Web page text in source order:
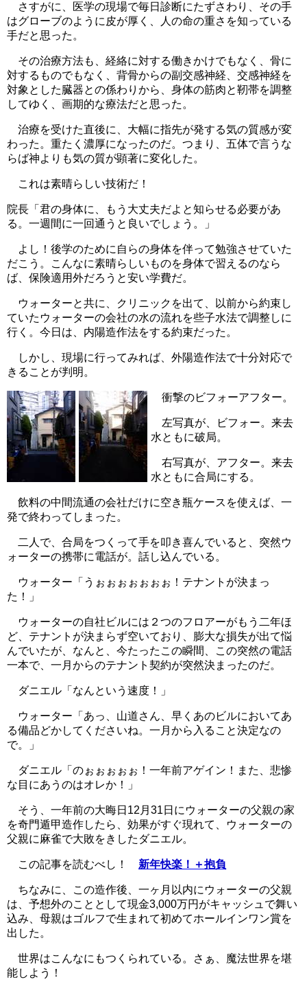
さすがに、医学の現場で毎日診断にたずさわり、その手
はグローブのように皮が厚く、人の命の重さを知っている
手だと思った。
その治療方法も、経絡に対する働きかけでもなく、骨に
対するものでもなく、背骨からの副交感神経、交感神経を
対象とした臓器との係わりから、身体の筋肉と靭帯を調整
してゆく、画期的な療法だと思った。
治療を受けた直後に、大幅に指先が発する気の質感が変
わった。重たく濃厚になったのだ。つまり、五体で言うな
らば神よりも気の質が顕著に変化した。
これは素晴らしい技術だ！
院長「君の身体に、もう大丈夫だよと知らせる必要があ
る。一週間に一回通うと良いでしょう。」
よし！後学のために自らの身体を伴って勉強させていた
だこう。こんなに素晴らしいものを身体で習えるのなら
ば、保険適用外だろうと安い学費だ。
ウォーターと共に、クリニックを出て、以前から約束し
ていたウォーターの会社の水の流れを些子水法で調整しに
行く。今日は、内陽造作法をする約束だった。
しかし、現場に行ってみれば、外陽造作法で十分対応で
きることが判明。
衝撃のビフォーアフター。
左写真が、ビフォー。来去
水ともに破局。
右写真が、アフター。来去
水ともに合局にする。
飲料の中間流通の会社だけに空き瓶ケースを使えば、一
発で終わってしまった。
二人で、合局をつくって手を叩き喜んでいると、突然ウ
ォーターの携帯に電話が。話し込んでいる。
ウォーター「うぉぉぉぉぉぉぉ！テナントが決まっ
た！」
ウォーターの自社ビルには２つのフロアーがもう二年ほ
ど、テナントが決まらず空いており、膨大な損失が出て悩
んでいたが、なんと、今たったこの瞬間、この突然の電話
一本で、一月からのテナント契約が突然決まったのだ。
ダニエル「なんという速度！」
ウォーター「あっ、山道さん、早くあのビルにおいてあ
る備品どかしてくださいね。一月から入ること決定なの
で。」
ダニエル「のぉぉぉぉぉ！一年前アゲイン！また、悲惨
な目にあうのはオレか！」
そう、一年前の大晦日12月31日にウォーターの父親の家
を奇門遁甲造作したら、効果がすぐ現れて、ウォーターの
父親に麻雀で大敗をきしたダニエル。
この記事を読むべし！ 新年快楽！＋抱負
ちなみに、この造作後、一ヶ月以内にウォーターの父親
は、予想外のこととして現金3,000万円がキャッシュで舞い
込み、母親はゴルフで生まれて初めてホールインワン賞を
出した。
世界はこんなにもつくられている。さぁ、魔法世界を堪
能しよう！